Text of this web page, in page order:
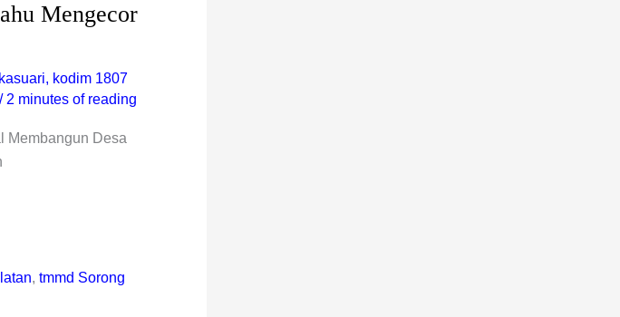
Mengecor
, kodim 1807
/ 2 minutes of reading
Membangun Desa
, tmmd Sorong